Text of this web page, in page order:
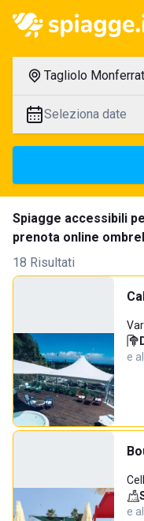
Tagliolo
Seleziona date
Spiagge accessibili
prenota online
18 Risultati
e
e